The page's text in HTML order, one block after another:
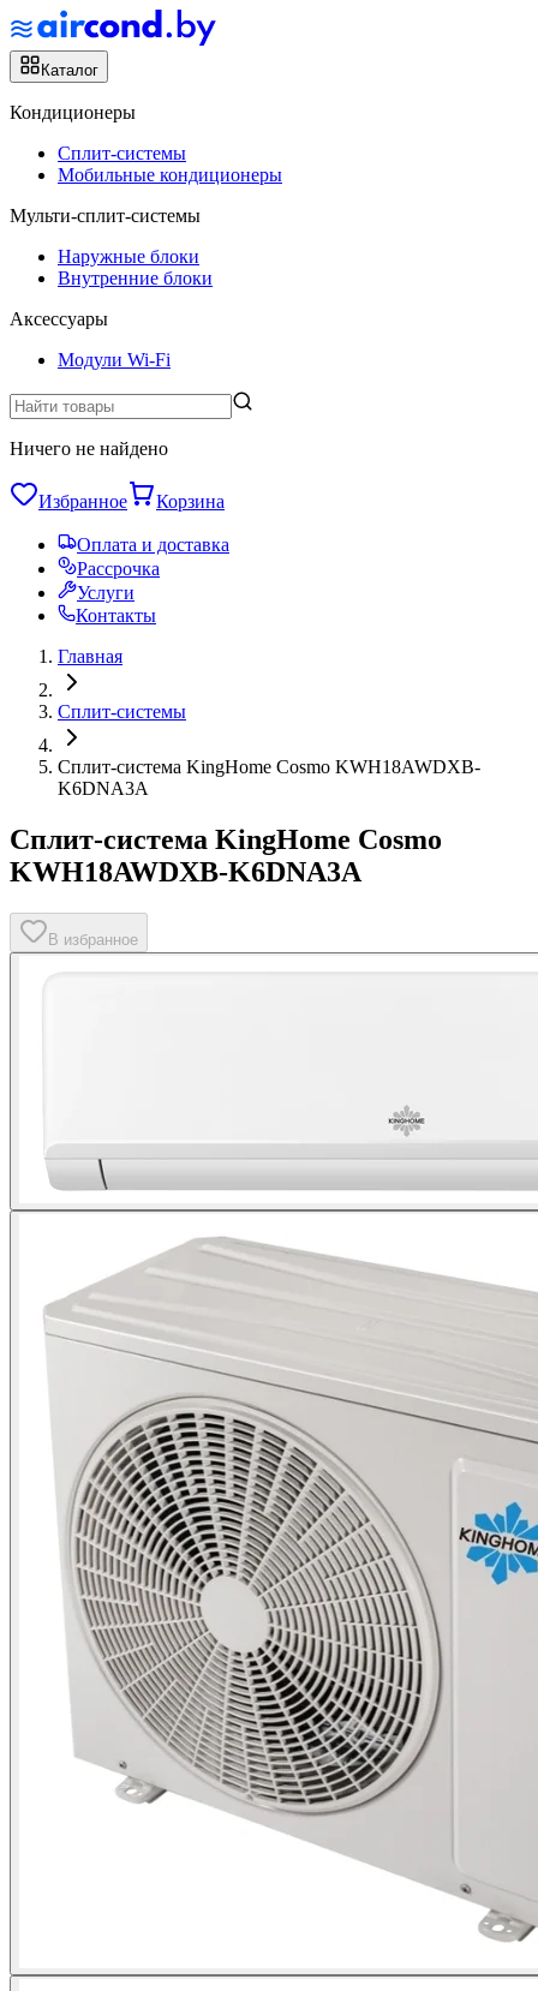
Каталог
Кондиционеры
Сплит-системы
Мобильные кондиционеры
Мульти-сплит-системы
Наружные блоки
Внутренние блоки
Аксессуары
Модули Wi-Fi
Ничего не найдено
Избранное Корзина
Оплата и доставка
Рассрочка
Услуги
Контакты
Главная
Сплит-системы
Сплит-система KingHome Cosmo KWH18AWDXB-
K6DNA3A
Сплит-система KingHome Cosmo
KWH18AWDXB-K6DNA3A
В избранное